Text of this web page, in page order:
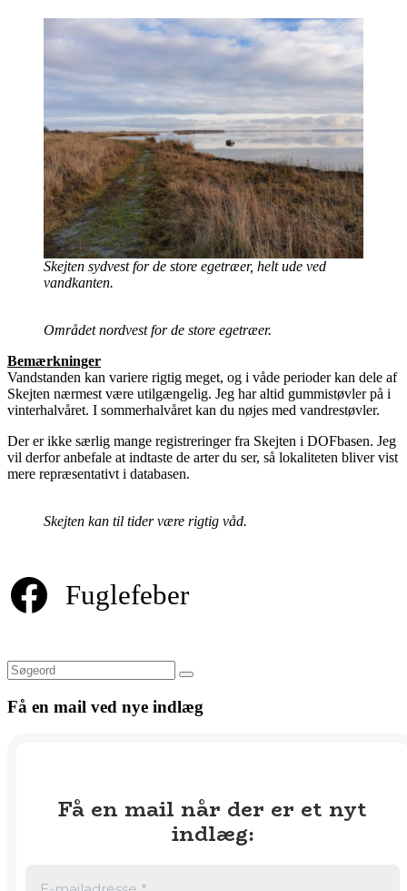
Skejten sydvest for de store egetræer, helt ude ved
vandkanten.
Området nordvest for de store egetræer.
Bemærkninger
Vandstanden kan variere rigtig meget, og i våde perioder kan dele af
Skejten nærmest være utilgængelig. Jeg har altid gummistøvler på i
vinterhalvåret. I sommerhalvåret kan du nøjes med vandrestøvler.
Der er ikke særlig mange registreringer fra Skejten i DOFbasen. Jeg
vil derfor anbefale at indtaste de arter du ser, så lokaliteten bliver vist
mere repræsentativt i databasen.
Skejten kan til tider være rigtig våd.
Fuglefeber
Søg
Få en mail ved nye indlæg
Få en mail når der er et nyt
indlæg: